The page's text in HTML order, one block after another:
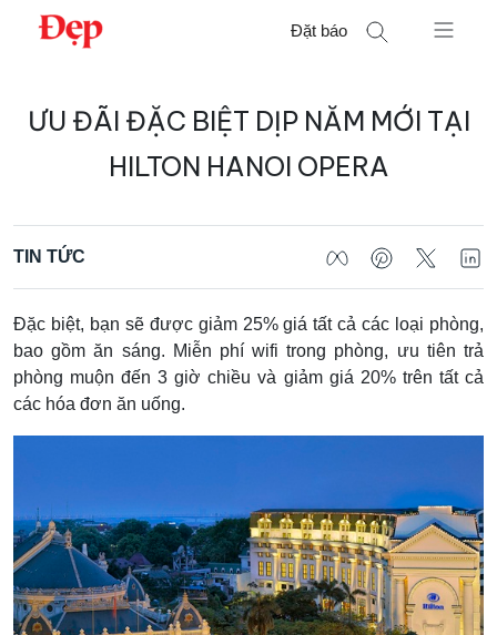
Chuyển
Đặt báo
kiếm
ƯU ĐÃI ĐẶC BIỆT DỊP NĂM MỚI TẠI
HILTON HANOI OPERA
TIN TỨC
Đặc biệt, bạn sẽ được giảm 25% giá tất cả các loại phòng,
bao gồm ăn sáng. Miễn phí wifi trong phòng, ưu tiên trả
phòng muộn đến 3 giờ chiều và giảm giá 20% trên tất cả
các hóa đơn ăn uống.